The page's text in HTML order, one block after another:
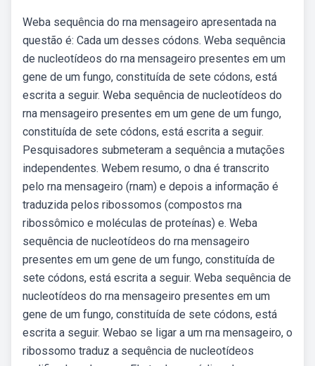
Weba sequência do rna mensageiro apresentada na
questão é: Cada um desses códons. Weba sequência
de nucleotídeos do rna mensageiro presentes em um
gene de um fungo, constituída de sete códons, está
escrita a seguir. Weba sequência de nucleotídeos do
rna mensageiro presentes em um gene de um fungo,
constituída de sete códons, está escrita a seguir.
Pesquisadores submeteram a sequência a mutações
independentes. Webem resumo, o dna é transcrito
pelo rna mensageiro (rnam) e depois a informação é
traduzida pelos ribossomos (compostos rna
ribossômico e moléculas de proteínas) e. Weba
sequência de nucleotídeos do rna mensageiro
presentes em um gene de um fungo, constituída de
sete códons, está escrita a seguir. Weba sequência de
nucleotídeos do rna mensageiro presentes em um
gene de um fungo, constituída de sete códons, está
escrita a seguir. Webao se ligar a um rna mensageiro, o
ribossomo traduz a sequência de nucleotídeos